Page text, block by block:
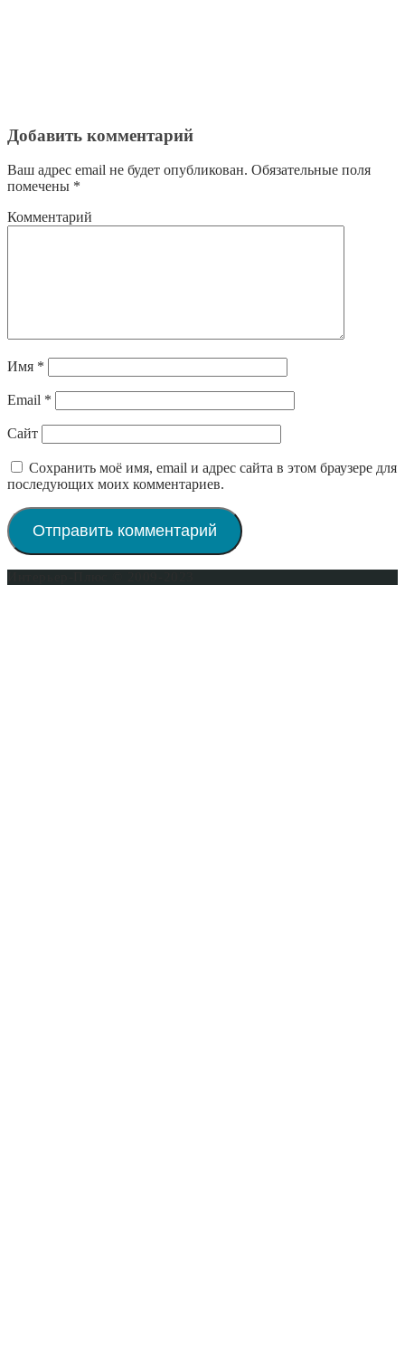
Добавить комментарий
Ваш адрес email не будет опубликован. Обязательные поля
помечены *
Комментарий
Имя *
Email *
Сайт
Сохранить моё имя, email и адрес сайта в этом браузере для
последующих моих комментариев.